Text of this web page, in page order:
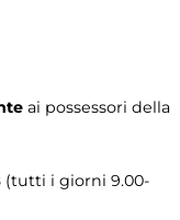
ai possessori della
(tutti i giorni 9.00-